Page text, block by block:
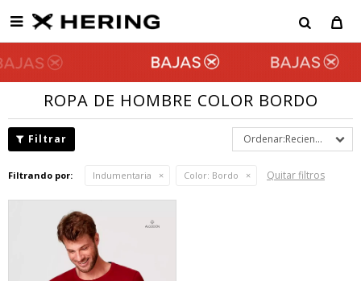

ROPA DE HOMBRE COLOR BORDO
Recientes
Filtrando por: Indumentaria Color: Bordo Quitar filtros